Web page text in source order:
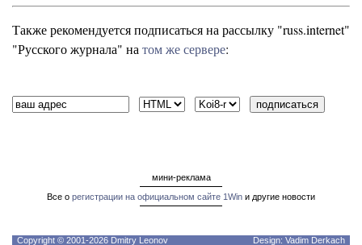
Также рекомендуется подписаться на рассылку "russ.internet"
"Русского журнала" натом же сервере:
мини-реклама
Все о регистрации на официальном сайте 1Win и другие новости
Copyright © 2001-2026 Dmitry Leonov Design: Vadim Derkach